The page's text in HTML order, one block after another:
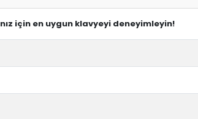
için en uygun klavyeyi deneyimleyin!